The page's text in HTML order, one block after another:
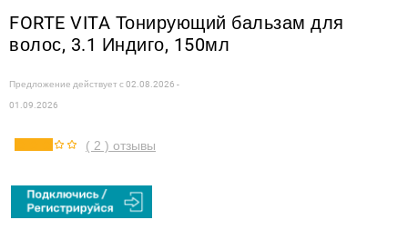
FORTE VITA Тонирующий бальзам для
волос, 3.1 Индиго, 150мл
Предложение действует с02.08.2026 -
01.09.2026
( 2 ) отзывы